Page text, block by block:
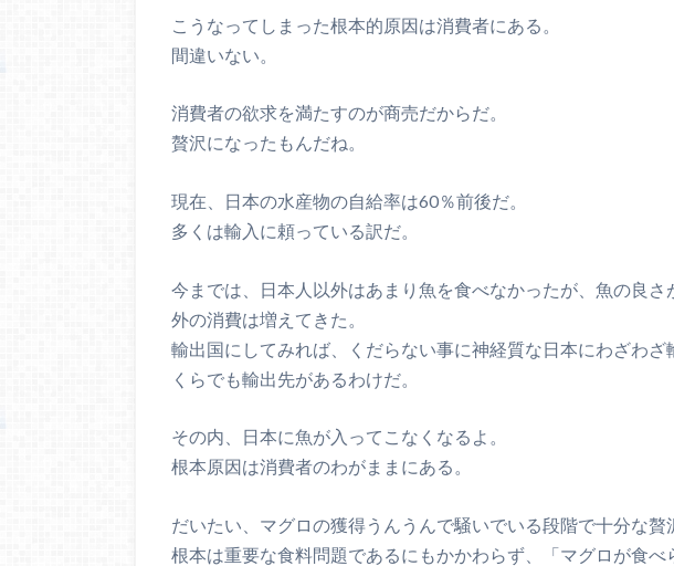
こうなってしまった根本的原因は消費者にある。
間違いない。
消費者の欲求を満たすのが商売だからだ。
贅沢になったもんだね。
現在、日本の水産物の自給率は60％前後だ。
多くは輸入に頼っている訳だ。
今までは、日本人以外はあまり魚を食べなかったが、魚の良さ
外の消費は増えてきた。
輸出国にしてみれば、くだらない事に神経質な日本にわざわざ
くらでも輸出先があるわけだ。
その内、日本に魚が入ってこなくなるよ。
根本原因は消費者のわがままにある。
だいたい、マグロの獲得うんうんで騒いでいる段階で十分な贅
根本は重要な食料問題であるにもかかわらず、「マグロが食